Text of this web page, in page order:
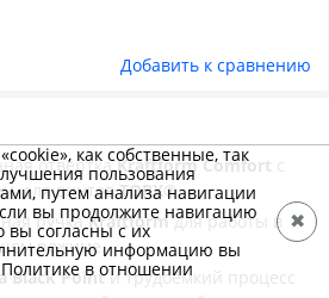
Добавить к сравнению
отвёрткаKraftform Comfort с
для винтовTORX®.
ручкаKraftformдля работы в
режиме.
Black Pointи трудоёмкий процесс
как собственные, так
пользования
путем анализа навигации
вы продолжите навигацию
вы согласны с их
информацию вы
в отношении
✖